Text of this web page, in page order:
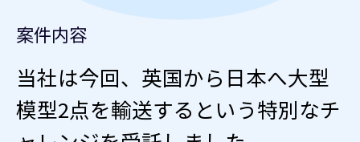
案件内容
当社は今回、英国から日本へ大型
模型2点を輸送するという特別なチ